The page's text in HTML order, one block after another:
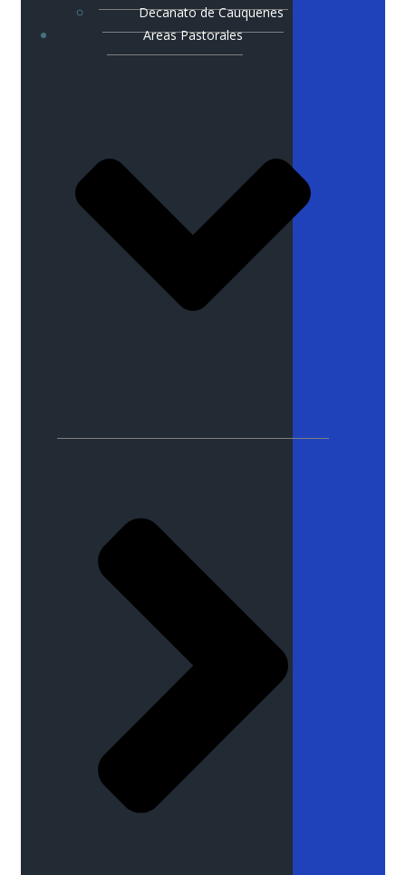
Decanato de Cauquenes
Areas Pastorales